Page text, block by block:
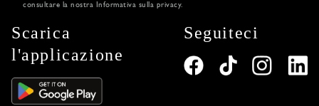
consultare la nostra
Informativa sulla privacy.
Scarica
l'applicazione
Seguiteci